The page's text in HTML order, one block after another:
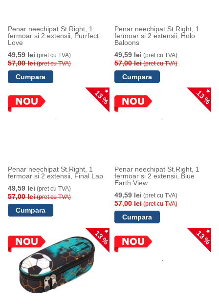
Penar neechipat St.Right, 1
fermoar si 2 extensii, Purrfect
Love
49,59 lei (pret cu TVA)
57,00 lei(pret cu TVA)
Penar neechipat St.Right, 1
fermoar si 2 extensii, Holo
Baloons
49,59 lei (pret cu TVA)
57,00 lei(pret cu TVA)
13 %
Penar neechipat St.Right, 1
fermoar si 2 extensii, Final Lap
49,59 lei (pret cu TVA)
57,00 lei(pret cu TVA)
13 %
Penar neechipat St.Right, 1
fermoar si 2 extensii, Blue
Earth View
49,59 lei (pret cu TVA)
57,00 lei(pret cu TVA)
13 % 13 %